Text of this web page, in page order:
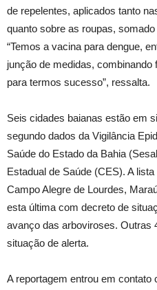
de repelentes, aplicados tanto
quanto sobre as roupas,
“Temos a vacina para dengue,
junção de medidas,
para termos sucesso”, ressalta.
Seis cidades baianas estão em
segundo dados da Vigilância
Saúde do Estado da Bahia
Estadual de Saúde (CES). A
Campo Alegre de Lourdes,
esta última com decreto de
avanço das arboviroses. Outras
situação de alerta.
A reportagem entrou em